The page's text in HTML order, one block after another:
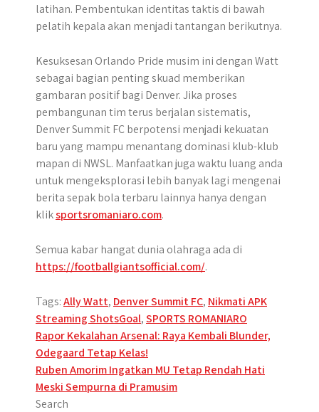
latihan. Pembentukan identitas taktis di bawah
pelatih kepala akan menjadi tantangan berikutnya.
Kesuksesan Orlando Pride musim ini dengan Watt
sebagai bagian penting skuad memberikan
gambaran positif bagi Denver. Jika proses
pembangunan tim terus berjalan sistematis,
Denver Summit FC berpotensi menjadi kekuatan
baru yang mampu menantang dominasi klub-klub
mapan di NWSL. Manfaatkan juga waktu luang anda
untuk mengeksplorasi lebih banyak lagi mengenai
berita sepak bola terbaru lainnya hanya dengan
kliksportsromaniaro.com.
Semua kabar hangat dunia olahraga ada di
https://footballgiantsofficial.com/.
Tags:Ally Watt, Denver Summit FC, Nikmati APK
Streaming ShotsGoal,SPORTS ROMANIARO
Post
navigation
Rapor Kekalahan Arsenal: Raya Kembali Blunder,
Odegaard Tetap Kelas!
Ruben Amorim Ingatkan MU Tetap Rendah Hati
Meski Sempurna di Pramusim
Search